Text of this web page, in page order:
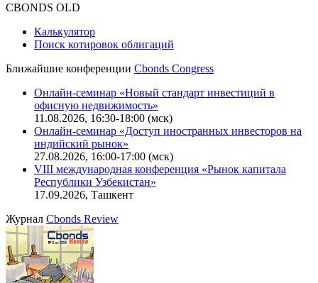
CBONDS OLD
Калькулятор
Поиск котировок облигаций
Ближайшие конференции Cbonds Congress
Онлайн-семинар «Новый стандарт инвестиций в
офисную недвижимость»
11.08.2026, 16:30-18:00 (мск)
Онлайн-семинар «Доступ иностранных инвесторов на
индийский рынок»
27.08.2026, 16:00-17:00 (мск)
VIII международная конференция «Рынок капитала
Республики Узбекистан»
17.09.2026, Ташкент
Журнал Cbonds Review